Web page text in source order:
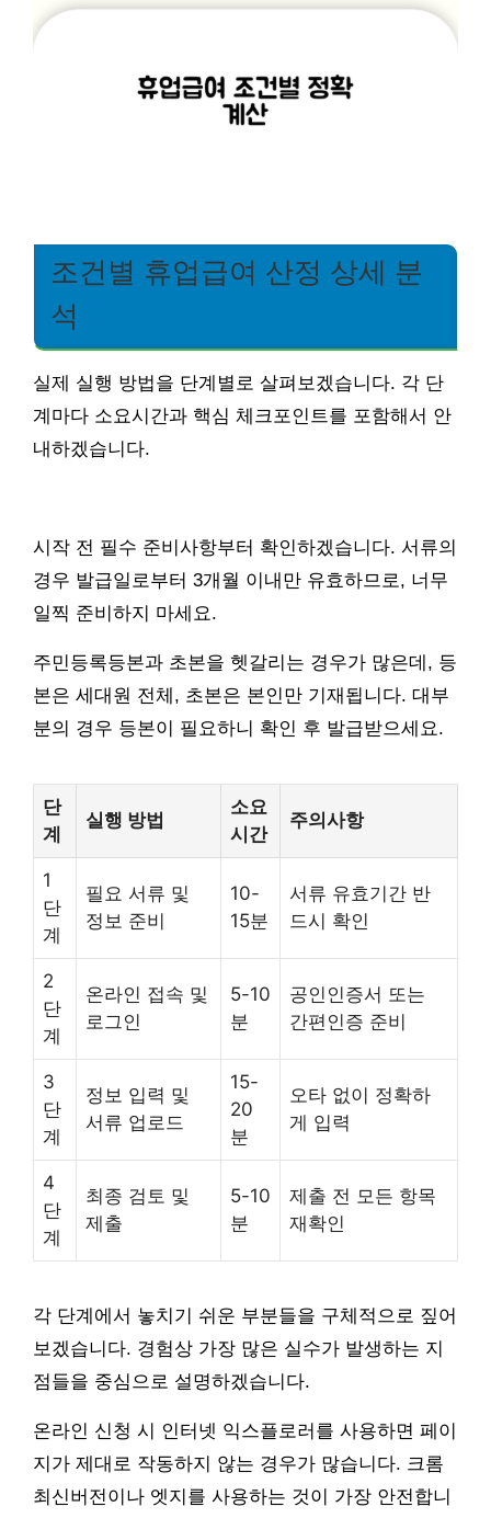
조건별 휴업급여 산정 상세 분
석
실제 실행 방법을 단계별로 살펴보겠습니다. 각 단
계마다 소요시간과 핵심 체크포인트를 포함해서 안
내하겠습니다.
시작 전 필수 준비사항부터 확인하겠습니다. 서류의
경우 발급일로부터 3개월 이내만 유효하므로, 너무
일찍 준비하지 마세요.
주민등록등본과 초본을 헷갈리는 경우가 많은데, 등
본은 세대원 전체, 초본은 본인만 기재됩니다. 대부
분의 경우 등본이 필요하니 확인 후 발급받으세요.
단
계
실행 방법
소요
시간
주의사항
1
단
계
필요 서류 및
정보 준비
10-
15분
서류 유효기간 반
드시 확인
2
단
계
온라인 접속 및
로그인
5-10
분
공인인증서 또는
간편인증 준비
3
단
계
정보 입력 및
서류 업로드
15-
20
분
오타 없이 정확하
게 입력
4
단
계
최종 검토 및
제출
5-10
분
제출 전 모든 항목
재확인
각 단계에서 놓치기 쉬운 부분들을 구체적으로 짚어
보겠습니다. 경험상 가장 많은 실수가 발생하는 지
점들을 중심으로 설명하겠습니다.
온라인 신청 시 인터넷 익스플로러를 사용하면 페이
지가 제대로 작동하지 않는 경우가 많습니다. 크롬
최신버전이나 엣지를 사용하는 것이 가장 안전합니